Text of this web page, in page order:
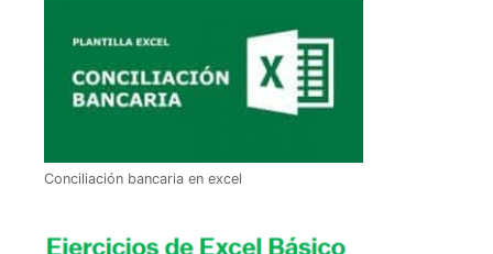
Conciliación bancaria en excel